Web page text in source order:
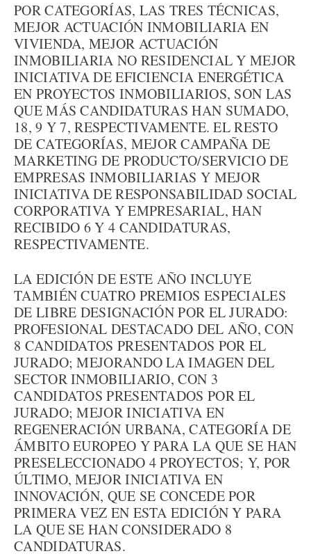
POR CATEGORÍAS, LAS TRES TÉCNICAS,
MEJOR ACTUACIÓN INMOBILIARIA EN
VIVIENDA, MEJOR ACTUACIÓN
INMOBILIARIA NO RESIDENCIAL Y MEJOR
INICIATIVA DE EFICIENCIA ENERGÉTICA
EN PROYECTOS INMOBILIARIOS, SON LAS
QUE MÁS CANDIDATURAS HAN SUMADO,
18, 9 Y 7, RESPECTIVAMENTE. EL RESTO
DE CATEGORÍAS, MEJOR CAMPAÑA DE
MARKETING DE PRODUCTO/SERVICIO DE
EMPRESAS INMOBILIARIAS Y MEJOR
INICIATIVA DE RESPONSABILIDAD SOCIAL
CORPORATIVA Y EMPRESARIAL, HAN
RECIBIDO 6 Y 4 CANDIDATURAS,
RESPECTIVAMENTE.
LA EDICIÓN DE ESTE AÑO INCLUYE
TAMBIÉN CUATRO PREMIOS ESPECIALES
DE LIBRE DESIGNACIÓN POR EL JURADO:
PROFESIONAL DESTACADO DEL AÑO, CON
8 CANDIDATOS PRESENTADOS POR EL
JURADO; MEJORANDO LA IMAGEN DEL
SECTOR INMOBILIARIO, CON 3
CANDIDATOS PRESENTADOS POR EL
JURADO; MEJOR INICIATIVA EN
REGENERACIÓN URBANA, CATEGORÍA DE
ÁMBITO EUROPEO Y PARA LA QUE SE HAN
PRESELECCIONADO 4 PROYECTOS; Y, POR
ÚLTIMO, MEJOR INICIATIVA EN
INNOVACIÓN, QUE SE CONCEDE POR
PRIMERA VEZ EN ESTA EDICIÓN Y PARA
LA QUE SE HAN CONSIDERADO 8
CANDIDATURAS.